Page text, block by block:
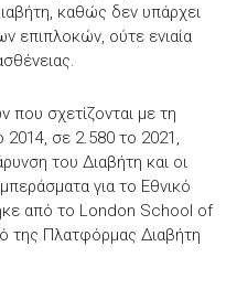
καθώς δεν υπάρχει
επιπλοκών, ούτε ενιαία
που σχετίζονται με τη
σε 2.580 το 2021,
του Διαβήτη και οι
για το Εθνικό
από το London School of
της Πλατφόρμας Διαβήτη